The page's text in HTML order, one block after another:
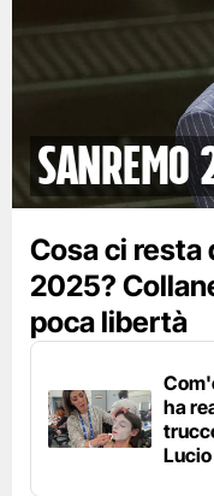
Sanremo
Cosa ci resta
2025?
poca libertà
ha